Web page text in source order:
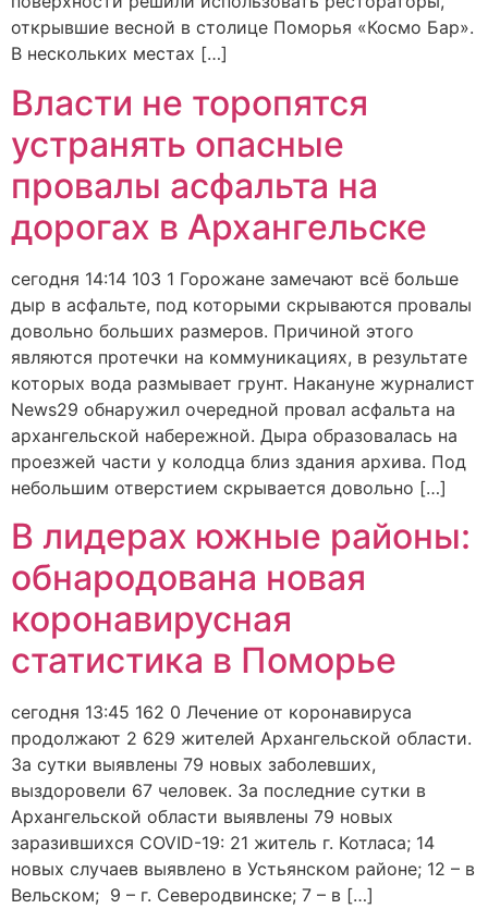
открывшие весной в столице Поморья «Космо Бар».
В нескольких местах […]
Власти не торопятся
устранять опасные
провалы асфальта на
дорогах в Архангельске
сегодня 14:14 103 1 Горожане замечают всё больше
дыр в асфальте, под которыми скрываются провалы
довольно больших размеров. Причиной этого
являются протечки на коммуникациях, в результате
которых вода размывает грунт. Накануне журналист
News29 обнаружил очередной провал асфальта на
архангельской набережной. Дыра образовалась на
проезжей части у колодца близ здания архива. Под
небольшим отверстием скрывается довольно […]
В лидерах южные районы:
обнародована новая
коронавирусная
статистика в Поморье
сегодня 13:45 162 0 Лечение от коронавируса
продолжают 2 629 жителей Архангельской области.
За сутки выявлены 79 новых заболевших,
выздоровели 67 человек. За последние сутки в
Архангельской области выявлены 79 новых
заразившихся COVID-19: 21 житель г. Котласа; 14
новых случаев выявлено в Устьянском районе; 12 – в
Вельском; 9 – г. Северодвинске; 7 – в […]